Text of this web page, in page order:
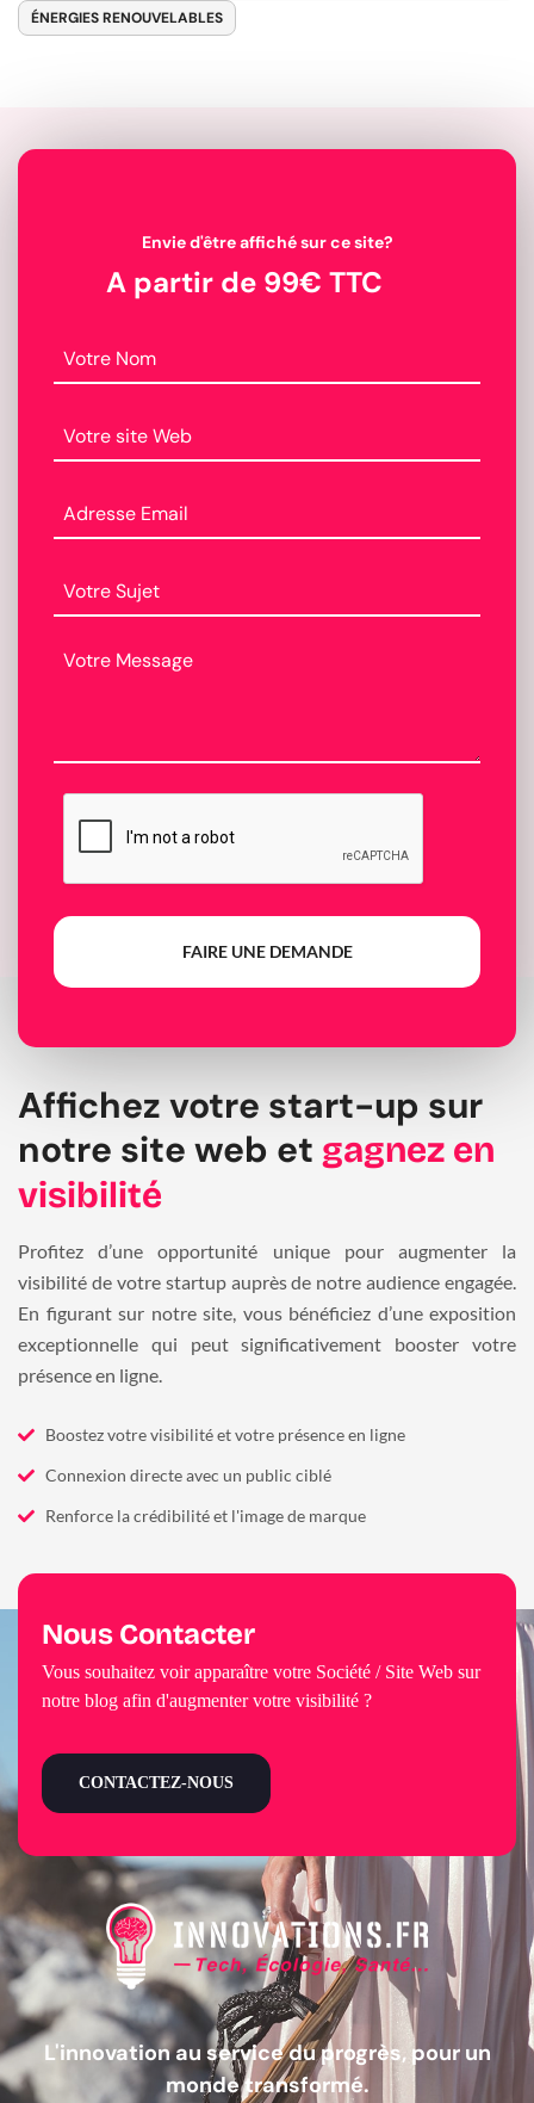
ÉNERGIES RENOUVELABLES
Envie d'être affiché sur ce site?
A partir de 99€ TTC
FAIRE UNE DEMANDE
Affichez votre start-up sur
notre site web et gagnez en
visibilité
Profitez d’une opportunité unique pour augmenter la
visibilité de votre startup auprès de notre audience engagée.
En figurant sur notre site, vous bénéficiez d’une exposition
exceptionnelle qui peut significativement booster votre
présence en ligne.
Boostez votre visibilité et votre présence en ligne
Connexion directe avec un public ciblé
Renforce la crédibilité et l'image de marque
L'innovation au service du progrès, pour un
monde transformé.
Nous Contacter
Vous souhaitez voir apparaître votre Société / Site Web sur
notre blog afin d'augmenter votre visibilité ?
CONTACTEZ-NOUS